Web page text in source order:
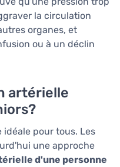
la circulation
organes, et
ou à un déclin
artérielle
pour tous. Les
une approche
d'une personne